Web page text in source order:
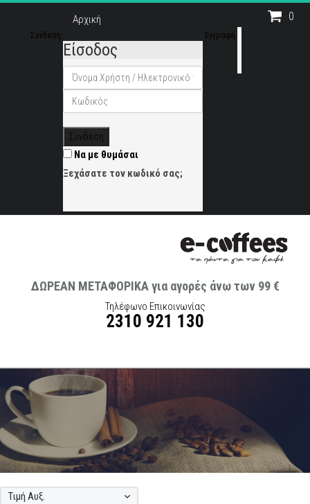
Αρχική
Σύνδεση
Είσοδος
Σύνδεση
Να με θυμάσαι
Ξεχάσατε τον κωδικό σας;
Εγγραφή
ΔΩΡΕΑΝ ΜΕΤΑΦΟΡΙΚΑ για αγορές άνω των 99 €
Τηλέφωνο Επικοινωνίας
2310 921 130
Τιμή Αυξ.
0